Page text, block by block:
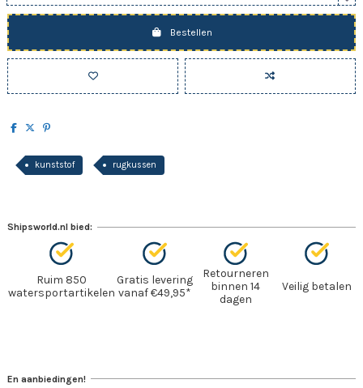
Bestellen
kunststof rugkussen
Shipsworld.nl bied:
Ruim 850
watersportartikelen
Gratis levering
vanaf €49,95*
Retourneren
binnen 14
dagen
Veilig betalen
En aanbiedingen!